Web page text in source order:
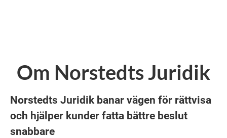
Om Norstedts Juridik
Norstedts Juridik banar vägen för rättvisa
och hjälper kunder fatta bättre beslut
snabbare